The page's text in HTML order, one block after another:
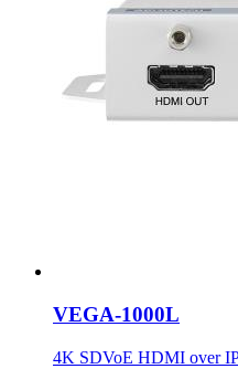
VEGA-1000L
4K SDVoE HDMI over